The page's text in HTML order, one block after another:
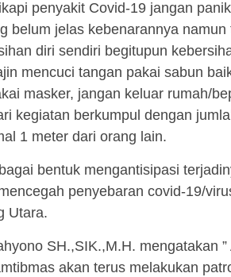
penyakit Covid-19 jangan
belum jelas kebenarannya namun
diri sendiri begitupun
mencuci tangan pakai sabun
masker, jangan keluar rumah/
kegiatan berkumpul dengan
1 meter dari orang lain.
bentuk mengantisipasi
penyebaran covid-19/
Utara.
SH.,SIK.,M.H. mengatakan ”
akan terus melakukan